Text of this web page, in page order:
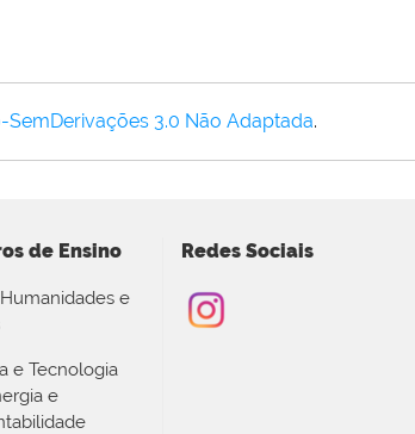
3.0 Não Adaptada.
de Ensino
e
e Tecnologia
e
Redes Sociais